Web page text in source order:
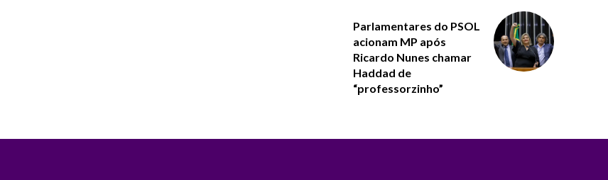
Parlamentares do PSOL
acionam MP após
Ricardo Nunes chamar
Haddad de
“professorzinho”